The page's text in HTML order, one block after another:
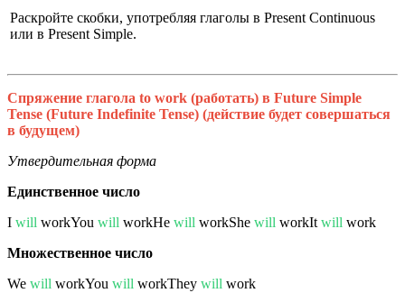
Раскройте скобки, употребляя глаголы в Present Continuous
или в Present Simple.
Спряжение глагола to work (работать) в Future Simple
Tense (Future Indefinite Tense) (действие будет совершаться
в будущем)
Утвердительная форма
Единственное число
I will workYou will workHe will workShe will workItwill work
Множественное число
We will workYou will workThey will work